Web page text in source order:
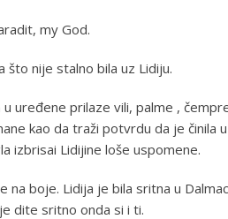
my God.
što nije stalno bila uz Lidiju.
uređene prilaze vili, palme ,
kao da traži potvrdu da je činila
izbrisai Lidijine loše uspomene.
na boje. Lidija je bila sritna u
dite sritno onda si i ti.